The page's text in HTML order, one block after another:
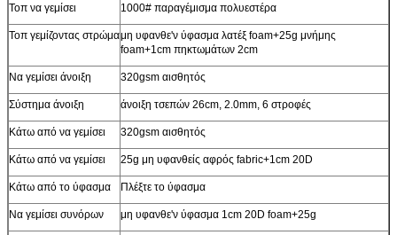
Τοπ να γεμίσει 1000# παραγέμισμα πολυεστέρα
Τοπ γεμίζοντας στρώμαμη υφανθε'ν ύφασμα λατέξ foam+25g μνήμης
foam+1cm πηκτωμάτων 2cm
Να γεμίσει άνοιξη 320gsm αισθητός
Σύστημα άνοιξη άνοιξη τσεπών 26cm, 2.0mm, 6 στροφές
Κάτω από να γεμίσει 320gsm αισθητός
Κάτω από να γεμίσει 25g μη υφανθείς αφρός fabric+1cm 20D
Κάτω από το ύφασμα Πλέξτε το ύφασμα
Να γεμίσει συνόρων μη υφανθε'ν ύφασμα 1cm 20D foam+25g